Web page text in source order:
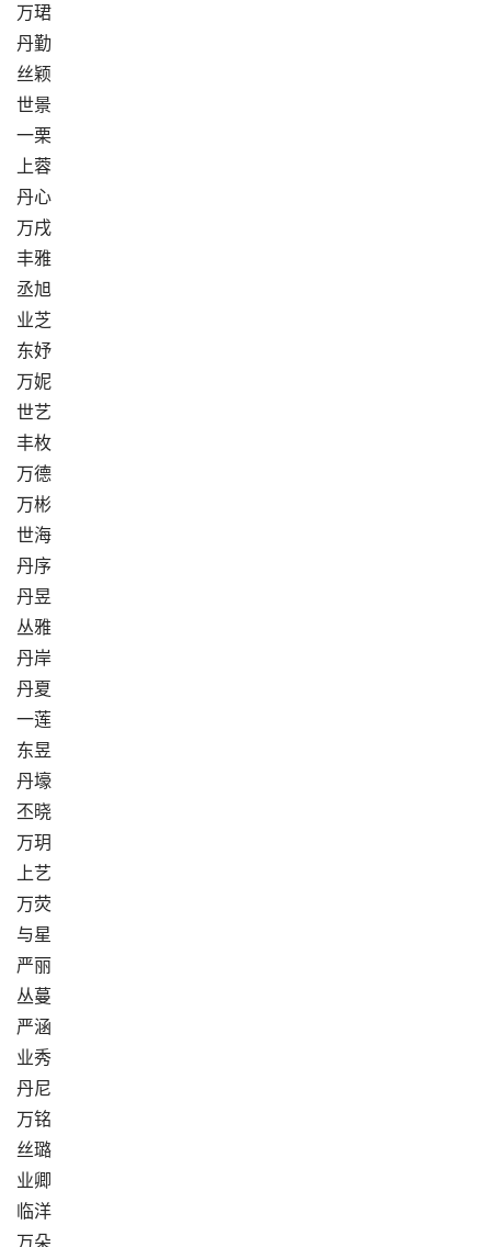
万珺
丹勤
丝颖
世景
一栗
上蓉
丹心
万戌
丰雅
丞旭
业芝
东妤
万妮
世艺
丰枚
万德
万彬
世海
丹序
丹昱
丛雅
丹岸
丹夏
一莲
东昱
丹壕
丕晓
万玥
上艺
万荧
与星
严丽
丛蔓
严涵
业秀
丹尼
万铭
丝璐
业卿
临洋
万朵